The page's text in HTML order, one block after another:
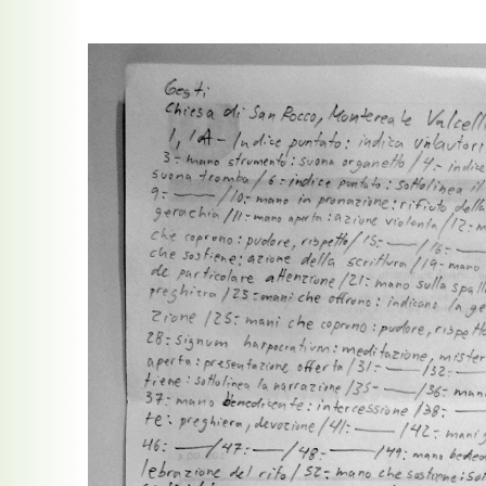
en el cruce de caminos